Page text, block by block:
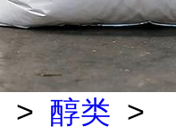
> 醇类 >